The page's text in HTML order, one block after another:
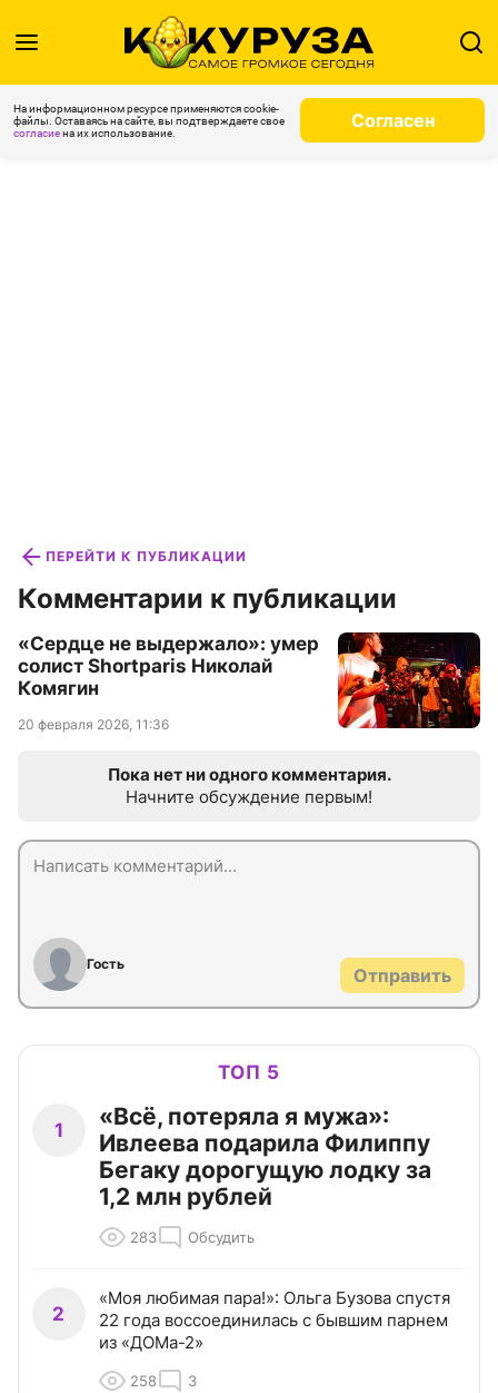
На информационном ресурсе применяются cookie-
файлы. Оставаясь на сайте, вы подтверждаете свое
согласиена их использование.
Согласен
ПЕРЕЙТИ К ПУБЛИКАЦИИ
Комментарии к публикации
«Сердце не выдержало»: умер
солист Shortparis Николай
Комягин
20 февраля 2026, 11:36
Пока нет ни одного комментария.
Начните обсуждение первым!
Гость
Отправить
ТОП 5
1
«Всё, потеряла я мужа»:
Ивлеева подарила Филиппу
Бегаку дорогущую лодку за
1,2 млн рублей
283 Обсудить
2
«Моя любимая пара!»: Ольга Бузова спустя
22 года воссоединилась с бывшим парнем
из «ДОМа-2»
258 3